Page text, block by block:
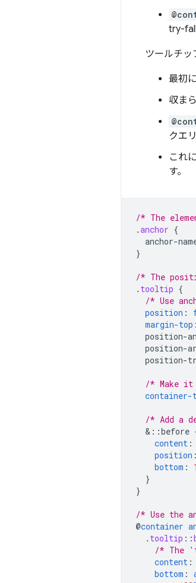
try-
ツールチッ
最初に
収ま
クエ
これ
す。
/* The
.anchor {
anchor-
}
/* The
. tooltip {
/* Use
position :
margin-top :
position-
position-
position-
/* Make it
container-
/* Add a
& ::before
content :
position :
bottom :
}
}
/* Use the
@container
. tooltip ::
/* The
content :
bottom :